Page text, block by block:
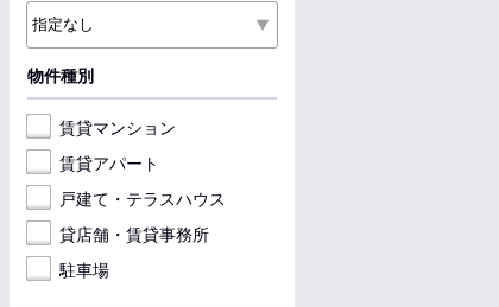
物件種別
賃貸マンション
賃貸アパート
戸建て・テラスハウス
貸店舗・賃貸事務所
駐車場